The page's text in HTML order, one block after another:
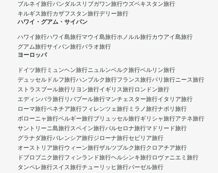
ブルネイ旅行バンダルスリブガワン旅行ウズベキスタン旅行
キルギス旅行カザフスタン旅行デリー旅行
ハワイ・グアム・サイパン
ハワイ旅行ハワイ島旅行マウイ島旅行ホノルル旅行カウアイ島旅行
グアム旅行サイパン旅行パラオ旅行
ヨーロッパ
ドイツ旅行 ミュンヘン旅行ニュルンベルク旅行ベルリン旅行
デュッセルドルフ旅行ハンブルク旅行フランス旅行パリ旅行ニース旅行
ストラスブール旅行リヨン旅行イギリス旅行ロンドン旅行
エディンバラ旅行リバプール旅行マンチェスター旅行イタリア旅行
ローマ旅行ベネチア旅行フィレンツェ旅行 ミラノ旅行ナポリ旅行
ボローニャ旅行ベルギー旅行ブリュッセル旅行ギリシャ旅行アテネ旅行
サントリーニ島旅行スペイン旅行バルセロナ旅行マドリード旅行
グラナダ旅行バレンシア旅行ジローナ旅行セビリア旅行
オーストリア旅行ウィーン旅行ザルツブルク旅行クロアチア旅行
ドブロブニク旅行フィンランド旅行ヘルシンキ旅行ロヴァニエミ旅行
タンペレ旅行スイス旅行チューリッヒ旅行バーゼル旅行